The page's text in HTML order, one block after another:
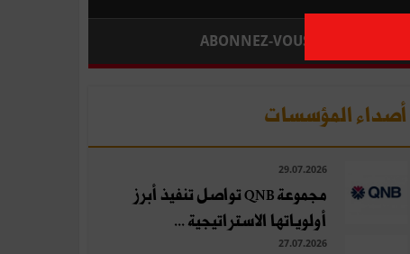
ABONNEZ-VOUS
أصداء المؤسسات
29.07.2026
مجموعة QNB تواصل تنفيذ أبرز
أولوياتها الاستراتيجية ...
27.07.2026